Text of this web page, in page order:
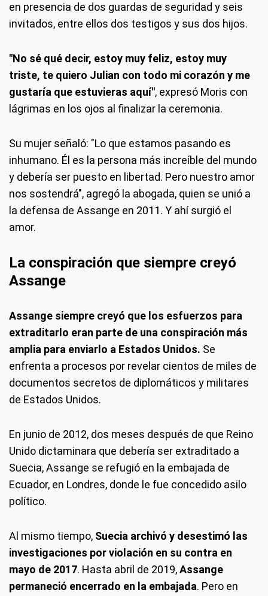
en presencia de dos guardas de seguridad y seis
invitados, entre ellos dos testigos y sus dos hijos.
"No sé qué decir, estoy muy feliz, estoy muy
triste, te quiero Julian con todo mi corazón y me
gustaría que estuvieras aquí", expresó Moris con
lágrimas en los ojos al finalizar la ceremonia.
Su mujer señaló: "Lo que estamos pasando es
inhumano. Él es la persona más increíble del mundo
y debería ser puesto en libertad. Pero nuestro amor
nos sostendrá", agregó la abogada, quien se unió a
la defensa de Assange en 2011. Y ahí surgió el
amor.
La conspiración que siempre creyó
Assange
Assange siempre creyó que los esfuerzos para
extraditarlo eran parte de una conspiración más
amplia para enviarlo a Estados Unidos. Se
enfrenta a procesos por revelar cientos de miles de
documentos secretos de diplomáticos y militares
de Estados Unidos.
En junio de 2012, dos meses después de que Reino
Unido dictaminara que debería ser extraditado a
Suecia, Assange se refugió en la embajada de
Ecuador, en Londres, donde le fue concedido asilo
político.
Al mismo tiempo, Suecia archivó y desestimó las
investigaciones por violación en su contra en
mayo de 2017. Hasta abril de 2019,Assange
permaneció encerrado en la embajada. Pero en